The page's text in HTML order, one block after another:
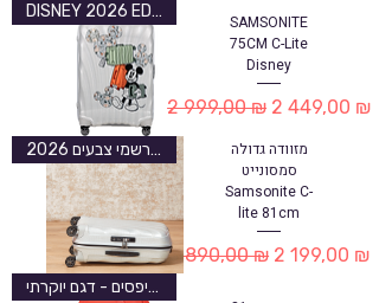
DISNEY 2026 EDITION
SAMSONITE
75CM C-Lite
Disney
Обычная цена
2 999,00 ₪ Цена со
2 449,00 ₪
יבואן רשמי צבעים 2026
מזוודה גדולה
סמסונייט
Samsonite C-
lite 81cm
Обычная цена
2 890,00 ₪ Цена со
2 199,00 ₪
קליפסים - דגם יוקרתי